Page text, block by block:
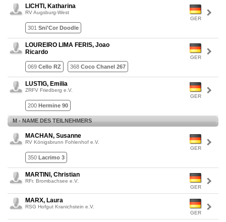
GER
LICHTI, Katharina
RV Augsburg-West
301 Sni'Cor Doodle
GER
LOUREIRO LIMA FERIS, Joao
Ricardo
069 Cello RZ 368 Coco Chanel 267
GER
LUSTIG, Emilia
ZRFV Friedberg e.V.
200 Hermine 90
M - NAME DES TEILNEHMERS
GER
MACHAN, Susanne
RV Königsbrunn Fohlenhof e.V.
350 Lacrimo 3
GER
MARTINI, Christian
RFr. Brombachsee e.V.
GER
MARX, Laura
RSG Hofgut Kranichstein e.V.